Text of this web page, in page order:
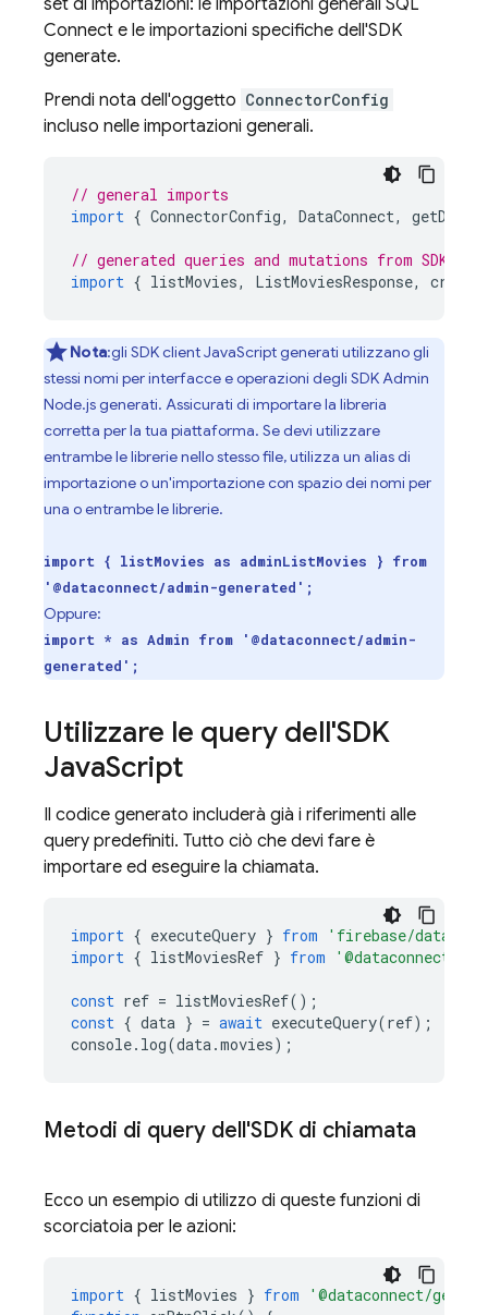
set di importazioni: le importazioni generali SQL
Connect e le importazioni specifiche dell'SDK
generate.
Prendi nota dell'oggetto ConnectorConfig
incluso nelle importazioni generali.
// general imports
import { ConnectorConfig, DataConnect,
// generated queries and mutations from SDK
import { listMovies, ListMoviesResponse,
Nota:gli SDK client JavaScript generati utilizzano gli
stessi nomi per interfacce e operazioni degli SDK Admin
Node.js generati. Assicurati di importare la libreria
corretta per la tua piattaforma. Se devi utilizzare
entrambe le librerie nello stesso file, utilizza un alias di
importazione o un'importazione con spazio dei nomi per
una o entrambe le librerie.
import { listMovies as adminListMovies } from
'@dataconnect/admin-generated';
Oppure:
import * as Admin from '@dataconnect/admin-
generated';
Utilizzare le query dell'SDK
JavaScript
Il codice generato includerà già i riferimenti alle
query predefiniti. Tutto ciò che devi fare è
importare ed eseguire la chiamata.
import { executeQuery } from
'firebase/data-
import { listMoviesRef } from '@dataconnect/
const ref = listMoviesRef();
const { data } = await executeQuery(ref);
console. log(data.movies);
Metodi di query dell'SDK di chiamata
Ecco un esempio di utilizzo di queste funzioni di
scorciatoia per le azioni:
import { listMovies } from
'@dataconnect/